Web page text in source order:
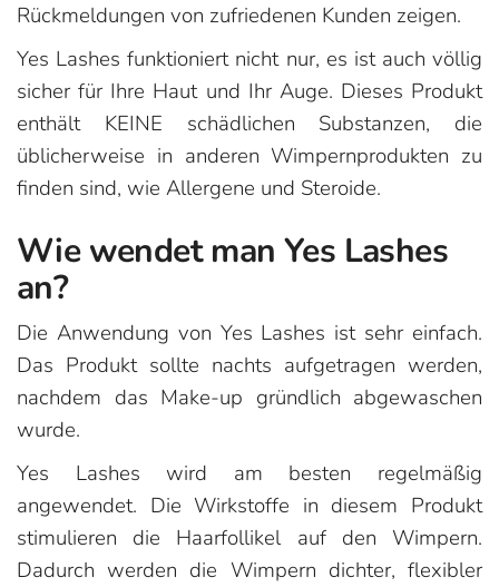
Rückmeldungen von zufriedenen Kunden zeigen.
Yes Lashes funktioniert nicht nur, es ist auch völlig
sicher für Ihre Haut und Ihr Auge. Dieses Produkt
enthält KEINE schädlichen Substanzen, die
üblicherweise in anderen Wimpernprodukten zu
finden sind, wie Allergene und Steroide.
Wie wendet man Yes Lashes
an?
Die Anwendung von Yes Lashes ist sehr einfach.
Das Produkt sollte nachts aufgetragen werden,
nachdem das Make-up gründlich abgewaschen
wurde.
Yes Lashes wird am besten regelmäßig
angewendet. Die Wirkstoffe in diesem Produkt
stimulieren die Haarfollikel auf den Wimpern.
Dadurch werden die Wimpern dichter, flexibler